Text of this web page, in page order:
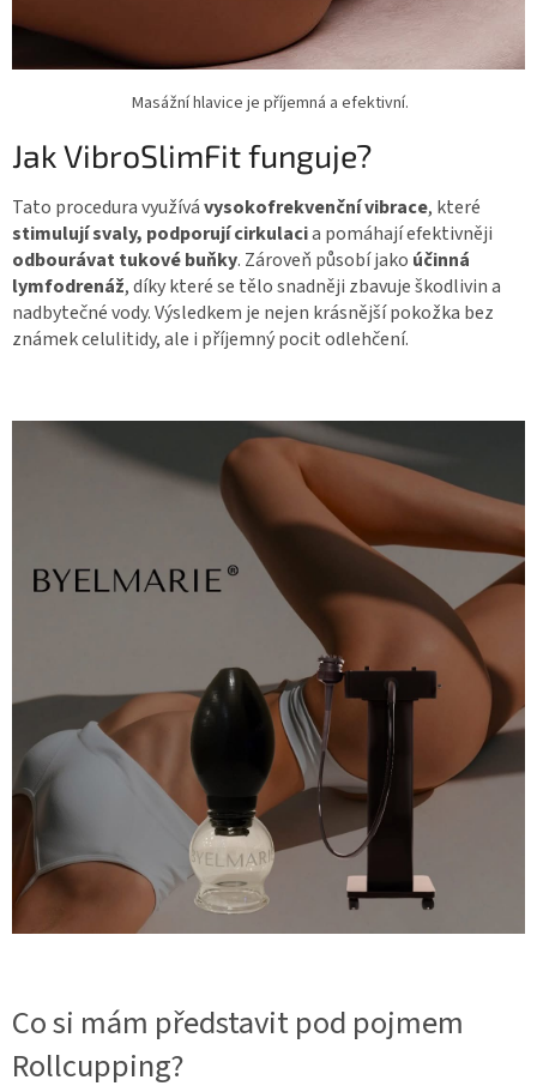
Masážní hlavice je příjemná a efektivní.
Jak VibroSlimFit funguje?
Tato procedura využívávysokofrekvenční vibrace, které
stimulují svaly, podporují cirkulacia pomáhají efektivněji
odbourávat tukové buňky. Zároveň působí jako účinná
lymfodrenáž, díky které se tělo snadněji zbavuje škodlivin a
nadbytečné vody. Výsledkem je nejen krásnější pokožka bez
známek celulitidy, ale i příjemný pocit odlehčení.
Co si mám představit pod pojmem
Rollcupping?